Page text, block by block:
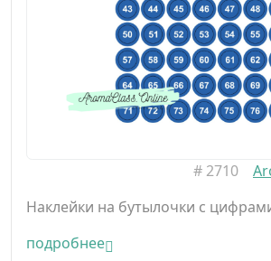
# 2710
Наклейки на бутылочки с
подробнее